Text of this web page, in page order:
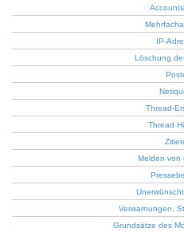
IP-
Löschung
Thread-
Thread
Melden von
Verwarnungen,
Grundsätze des